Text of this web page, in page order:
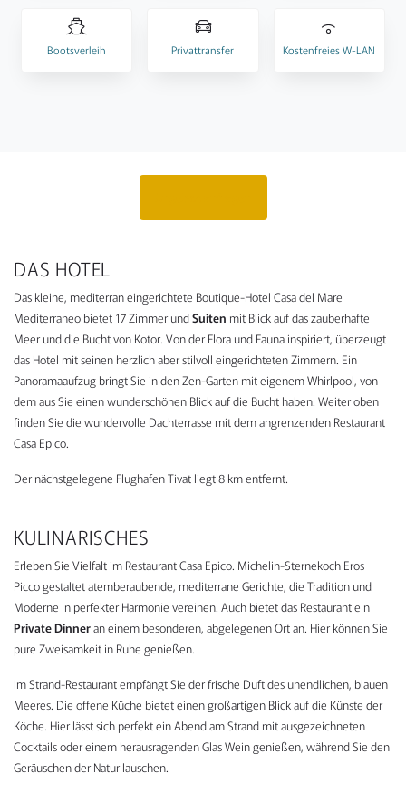
Bootsverleih Privattransfer Kostenfreies W-LAN
DAS HOTEL
Das kleine, mediterran eingerichtete Boutique-Hotel Casa del Mare
Mediterraneo bietet 17 Zimmer undSuiten mit Blick auf das zauberhafte
Meer und die Bucht von Kotor. Von der Flora und Fauna inspiriert, überzeugt
das Hotel mit seinen herzlich aber stilvoll eingerichteten Zimmern. Ein
Panoramaaufzug bringt Sie in den Zen-Garten mit eigenem Whirlpool, von
dem aus Sie einen wunderschönen Blick auf die Bucht haben. Weiter oben
finden Sie die wundervolle Dachterrasse mit dem angrenzenden Restaurant
Casa Epico.
Der nächstgelegene Flughafen Tivat liegt 8 km entfernt.
KULINARISCHES
Erleben Sie Vielfalt im Restaurant Casa Epico. Michelin-Sternekoch Eros
Picco gestaltet atemberaubende, mediterrane Gerichte, die Tradition und
Moderne in perfekter Harmonie vereinen. Auch bietet das Restaurant ein
Private Dinneran einem besonderen, abgelegenen Ort an. Hier können Sie
pure Zweisamkeit in Ruhe genießen.
Im Strand-Restaurant empfängt Sie der frische Duft des unendlichen, blauen
Meeres. Die offene Küche bietet einen großartigen Blick auf die Künste der
Köche. Hier lässt sich perfekt ein Abend am Strand mit ausgezeichneten
Cocktails oder einem herausragenden Glas Wein genießen, während Sie den
Geräuschen der Natur lauschen.